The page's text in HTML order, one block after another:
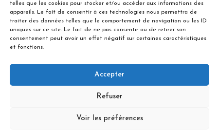
telles que les cookies pour stocker et/ou accéder aux informations des
appareils. Le fait de consentir à ces technologies nous permettra de
traiter des données telles que le comportement de navigation ou les ID
uniques sur ce site. Le fait de ne pas consentir ou de retirer son
consentement peut avoir un effet négatif sur certaines caractéristiques
et fonctions.
Accepter
Refuser
Voir les préférences
DÉCOUVRIR
Suivez-nous